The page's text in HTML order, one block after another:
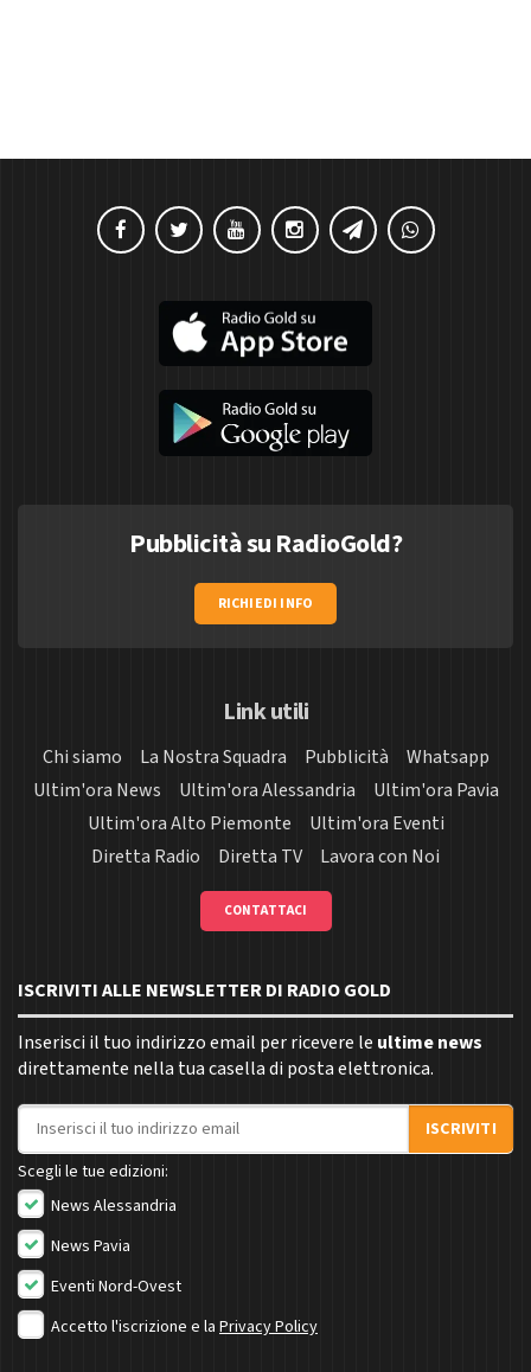
Pubblicità su RadioGold?
RICHIEDI INFO
Link utili
Chi siamo La Nostra Squadra Pubblicità
Whatsapp
Ultim'ora News
Ultim'ora Alessandria
Ultim'ora Pavia
Ultim'ora Alto Piemonte
Ultim'ora Eventi
Diretta Radio
Diretta TV Lavora con Noi
CONTATTACI
ISCRIVITI ALLE NEWSLETTER DI RADIO GOLD
Inserisci il tuo indirizzo email per ricevere le ultime news
direttamente nella tua casella di posta elettronica.
Indirizzo email
ISCRIVITI
Scegli le tue edizioni:
News Alessandria
News Pavia
Eventi Nord-Ovest
Accetto l'iscrizione e la Privacy Policy